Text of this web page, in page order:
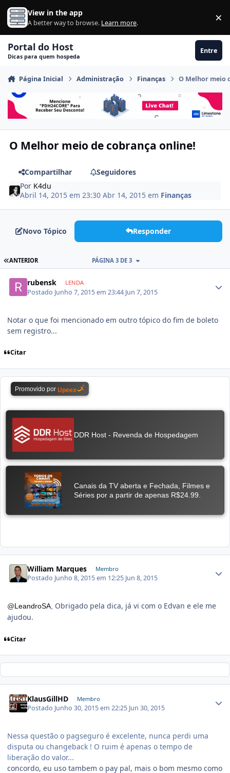
Ir para conteúdo
View in the app
A better way to browse. Learn more. ×
Portal do Host
Dicas para quem hospeda
Entre
Página Inicial Administração Finanças O Melhor meio
O Melhor meio de cobrança online!
Compartilhar
Seguidores
Por K4du
Abril 14, 2015 em 23:30Abr 14, 2015 em Finanças
Novo Tópico Responder
ANTERIOR PÁGINA 3 DE 3
rubensk LENDA
Postado Junho 7, 2015 em 23:44 Jun 7, 2015
Notar o que foi mencionado em outro tópico do fim de boleto
sem registro...
Citar
William Marques Membro
Postado Junho 8, 2015 em 12:25 Jun 8, 2015
@LeandroSA, Obrigado pela dica, já vi com o Edvan e ele me
ajudou.
Citar
KlausGillHD Membro
Postado Junho 30, 2015 em 22:25 Jun 30, 2015
Nessa questão o pagseguro é excelente, nunca perdi uma
disputa ou changeback ! O ruim é apenas o tempo de
liberação do valor...
concordo, eu uso tambem o pay pal, mais o bom mesmo como